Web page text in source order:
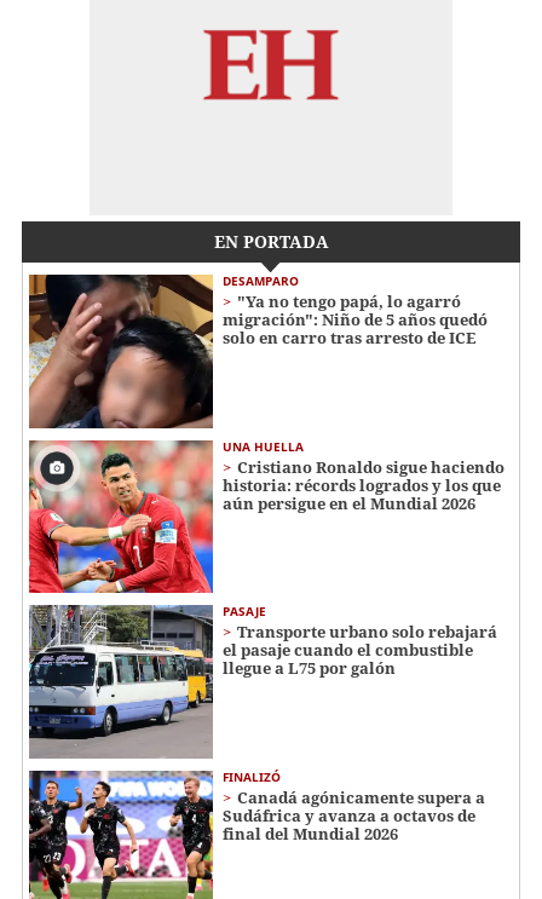
EN PORTADA
DESAMPARO
"Ya no tengo papá, lo agarró
migración": Niño de 5 años quedó
solo en carro tras arresto de ICE
UNA HUELLA
Cristiano Ronaldo sigue haciendo
historia: récords logrados y los que
aún persigue en el Mundial 2026
PASAJE
Transporte urbano solo rebajará
el pasaje cuando el combustible
llegue a L75 por galón
FINALIZÓ
Canadá agónicamente supera a
Sudáfrica y avanza a octavos de
final del Mundial 2026